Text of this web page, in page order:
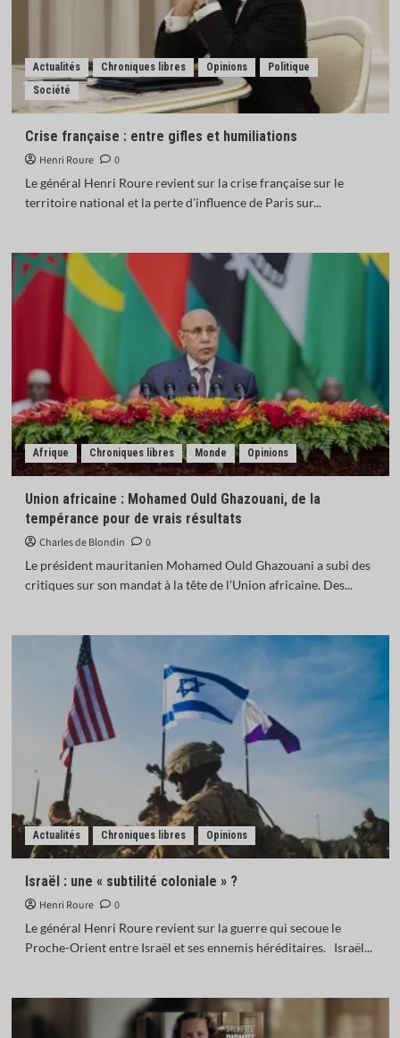
Actualités Chroniques libres Opinions
Politique
Société
Crise française : entre gifles et humiliations
Henri Roure
0
Le général Henri Roure revient sur la crise française sur le
territoire national et la perte d'influence de Paris sur...
Afrique Chroniques libres Monde Opinions
Union africaine : Mohamed Ould Ghazouani, de la
tempérance pour de vrais résultats
Charles de Blondin
0
Le président mauritanien Mohamed Ould Ghazouani a subi des
critiques sur son mandat à la tête de l’Union africaine. Des...
Actualités Chroniques libres Opinions
Israël : une « subtilité coloniale » ?
Henri Roure
0
Le général Henri Roure revient sur la guerre qui secoue le
Proche-Orient entre Israël et ses ennemis héréditaires. Israël...